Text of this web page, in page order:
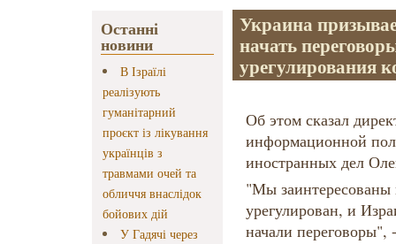
Останні
новини
В Ізраїлі
реалізують
гуманітарний
проєкт із лікування
українців з
травмами очей та
обличчя внаслідок
бойових дій
У Гадячі через
Украина
начать
урегулирования
Об этом сказал
информационной
иностранных дел
"Мы
урегулирован, и
начали переговоры",